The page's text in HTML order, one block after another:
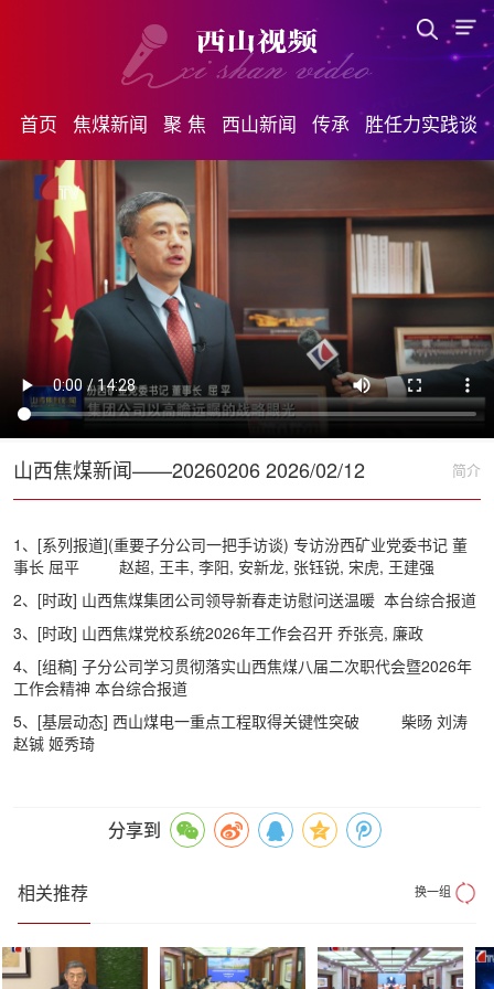
首页 焦煤新闻 聚 焦 西山新闻 传承 胜任力实践谈
山西焦煤新闻——20260206 2026/02/12 简介
分享到
1、[系列报道](重要子分公司一把手访谈) 专访汾西矿业党委书记 董
事长 屈平
赵超, 王丰, 李阳, 安新龙, 张钰锐, 宋虎, 王建强
2、[时政] 山西焦煤集团公司领导新春走访慰问送温暖 本台综合报道
3、[时政] 山西焦煤党校系统2026年工作会召开 乔张亮, 廉政
4、[组稿] 子分公司学习贯彻落实山西焦煤八届二次职代会暨2026年
工作会精神 本台综合报道
5、[基层动态] 西山煤电一重点工程取得关键性突破
柴旸 刘涛
赵铖 姬秀琦
相关推荐 换一组